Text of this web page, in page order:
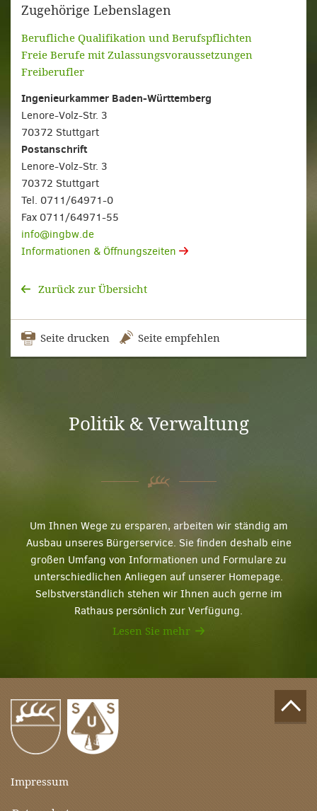
Zugehörige Lebenslagen
Berufliche Qualifikation und Berufspflichten
Freie Berufe mit Zulassungsvoraussetzungen
Freiberufler
Ingenieurkammer Baden-Württemberg
Lenore-Volz-Str. 3
70372 Stuttgart
Postanschrift
Lenore-Volz-Str. 3
70372 Stuttgart
Tel. 0711/64971-0
Fax 0711/64971-55
info@ingbw.de
Informationen & Öffnungszeiten
Zurück zur Übersicht
Seite drucken Seite empfehlen
Politik & Verwaltung
Um Ihnen Wege zu ersparen, arbeiten wir ständig am
Ausbau unseres Bürgerservice. Sie finden deshalb eine
großen Umfang von Informationen und Formulare zu
unterschiedlichen Anliegen auf unserer Homepage.
Selbstverständlich stehen wir Ihnen auch gerne im
Rathaus persönlich zur Verfügung.
Lesen Sie mehr
Impressum